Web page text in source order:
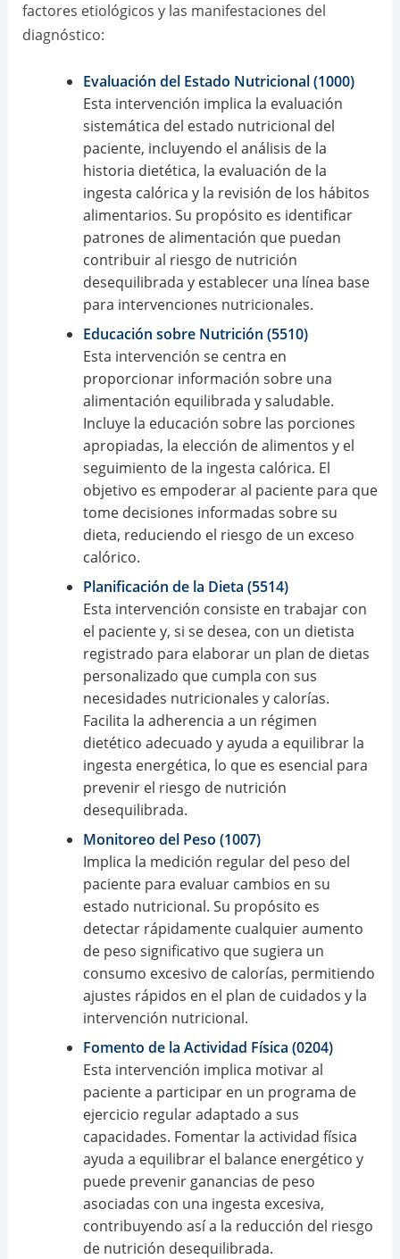
factores etiológicos y las manifestaciones del
diagnóstico:
Evaluación del Estado Nutricional (1000)
Esta intervención implica la evaluación
sistemática del estado nutricional del
paciente, incluyendo el análisis de la
historia dietética, la evaluación de la
ingesta calórica y la revisión de los hábitos
alimentarios. Su propósito es identificar
patrones de alimentación que puedan
contribuir al riesgo de nutrición
desequilibrada y establecer una línea base
para intervenciones nutricionales.
Educación sobre Nutrición (5510)
Esta intervención se centra en
proporcionar información sobre una
alimentación equilibrada y saludable.
Incluye la educación sobre las porciones
apropiadas, la elección de alimentos y el
seguimiento de la ingesta calórica. El
objetivo es empoderar al paciente para que
tome decisiones informadas sobre su
dieta, reduciendo el riesgo de un exceso
calórico.
Planificación de la Dieta (5514)
Esta intervención consiste en trabajar con
el paciente y, si se desea, con un dietista
registrado para elaborar un plan de dietas
personalizado que cumpla con sus
necesidades nutricionales y calorías.
Facilita la adherencia a un régimen
dietético adecuado y ayuda a equilibrar la
ingesta energética, lo que es esencial para
prevenir el riesgo de nutrición
desequilibrada.
Monitoreo del Peso (1007)
Implica la medición regular del peso del
paciente para evaluar cambios en su
estado nutricional. Su propósito es
detectar rápidamente cualquier aumento
de peso significativo que sugiera un
consumo excesivo de calorías, permitiendo
ajustes rápidos en el plan de cuidados y la
intervención nutricional.
Fomento de la Actividad Física (0204)
Esta intervención implica motivar al
paciente a participar en un programa de
ejercicio regular adaptado a sus
capacidades. Fomentar la actividad física
ayuda a equilibrar el balance energético y
puede prevenir ganancias de peso
asociadas con una ingesta excesiva,
contribuyendo así a la reducción del riesgo
de nutrición desequilibrada.